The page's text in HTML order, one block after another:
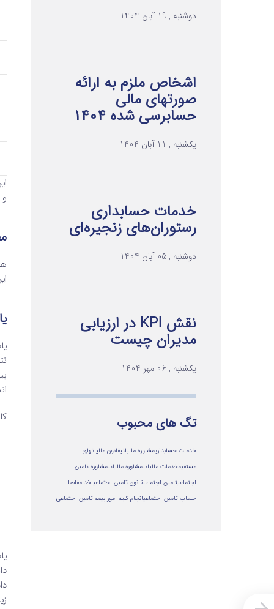
دوشنبه , 19 آبان 1404
اشخاص ملزم به ارائه
صورتهای مالی
حسابرسی شده ۱۴۰۴
یکشنبه , 11 آبان 1404
خدمات حسابداری
رستوران‌های زنجیره‌ای
دوشنبه , 05 آبان 1404
نقش KPI در ارزیابی
مدیران چیست
یکشنبه , 06 مهر 1404
تگ های محبوب
خدمات حسابداریمشاوره مالیاتیقانون مالیاتهای
مستقیمخدمات مالیاتیمشاوره مالياتيمشاوره تامین
اجتماعیتامین اجتماعیقانون تامین اجتماعیاخذ مفاصا
حساب تامین اجتماعیانجام کلیه امور بیمه تامین اجتماعی